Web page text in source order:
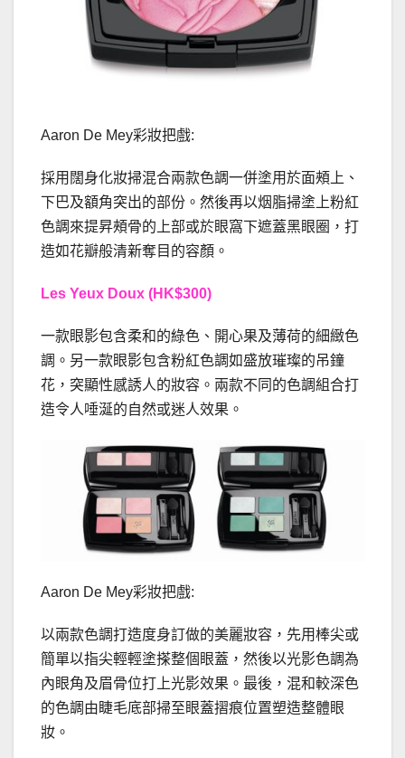
Aaron De Mey彩妝把戲:
採用闊身化妝掃混合兩款色調一併塗用於面頰上、
下巴及額角突出的部份。然後再以烟脂掃塗上粉紅
色調來提昇頰骨的上部或於眼窩下遮蓋黑眼圈，打
造如花瓣般清新奪目的容顏。
Les Yeux Doux (HK$300)
一款眼影包含柔和的綠色、開心果及薄荷的細緻色
調。另一款眼影包含粉紅色調如盛放璀璨的吊鐘
花，突顯性感誘人的妝容。兩款不同的色調組合打
造令人唾涎的自然或迷人效果。
Aaron De Mey彩妝把戲:
以兩款色調打造度身訂做的美麗妝容，先用棒尖或
簡單以指尖輕輕塗搽整個眼蓋，然後以光影色調為
內眼角及眉骨位打上光影效果。最後，混和較深色
的色調由睫毛底部掃至眼蓋摺痕位置塑造整體眼
妝。